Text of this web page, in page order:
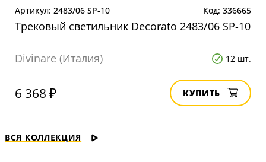
Артикул: 2483/06 SP-10 Код: 336665
Трековый светильник Decorato 2483/06 SP-10
Divinare (Италия) 12 шт.
6 368 ₽ КУПИТЬ
ВСЯ КОЛЛЕКЦИЯ